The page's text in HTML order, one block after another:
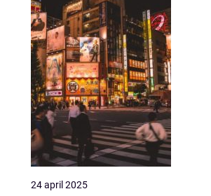
24 april 2025